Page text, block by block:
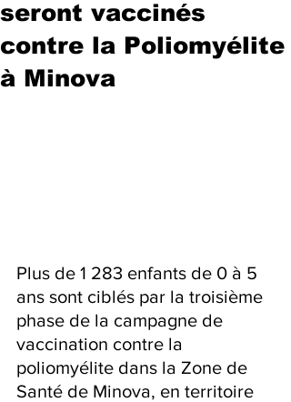
seront vaccinés
contre la Poliomyélite
à Minova
Plus de 1 283 enfants de 0 à 5
ans sont ciblés par la troisième
phase de la campagne de
vaccination contre la
poliomyélite dans la Zone de
Santé de Minova, en territoire